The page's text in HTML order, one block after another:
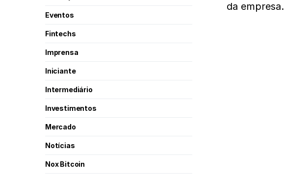
da empresa.
Eventos
Fintechs
Imprensa
Iniciante
Intermediário
Investimentos
Mercado
Notícias
Nox Bitcoin